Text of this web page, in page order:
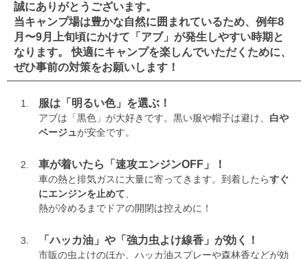
誠にありがとうございます。
当キャンプ場は豊かな自然に囲まれているため、例年8
月〜9月上旬頃にかけて「アブ」が発生しやすい時期と
なります。 快適にキャンプを楽しんでいただくために、
ぜひ事前の対策をお願いします！
服は「明るい色」を選ぶ！
アブは「黒色」が大好きです。黒い服や帽子は避け、 白や
ベージュが安全です。
車が着いたら「速攻エンジンOFF」！
車の熱と排気ガスに大量に寄ってきます。到着したらすぐ
にエンジンを止めて、
熱が冷めるまでドアの開閉は控えめに！
「ハッカ油」や「強力虫よけ線香」が効く！
市販の虫よけのほか、ハッカ油スプレーや森林香などが効